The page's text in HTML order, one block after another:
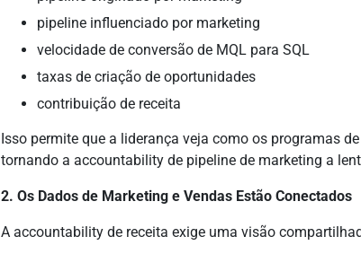
pipeline influenciado por marketing
velocidade de conversão de MQL para SQL
taxas de criação de oportunidades
contribuição de receita
Isso permite que a liderança veja como os programas
tornando a accountability de pipeline de marketing a
2. Os Dados de Marketing e Vendas Estão Conectados
A accountability de receita exige uma visão